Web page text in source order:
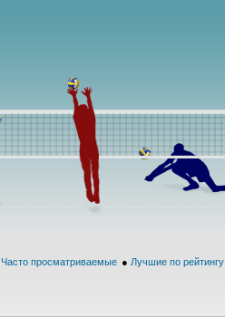
Часто просматриваемые ● Лучшие по рейтингу